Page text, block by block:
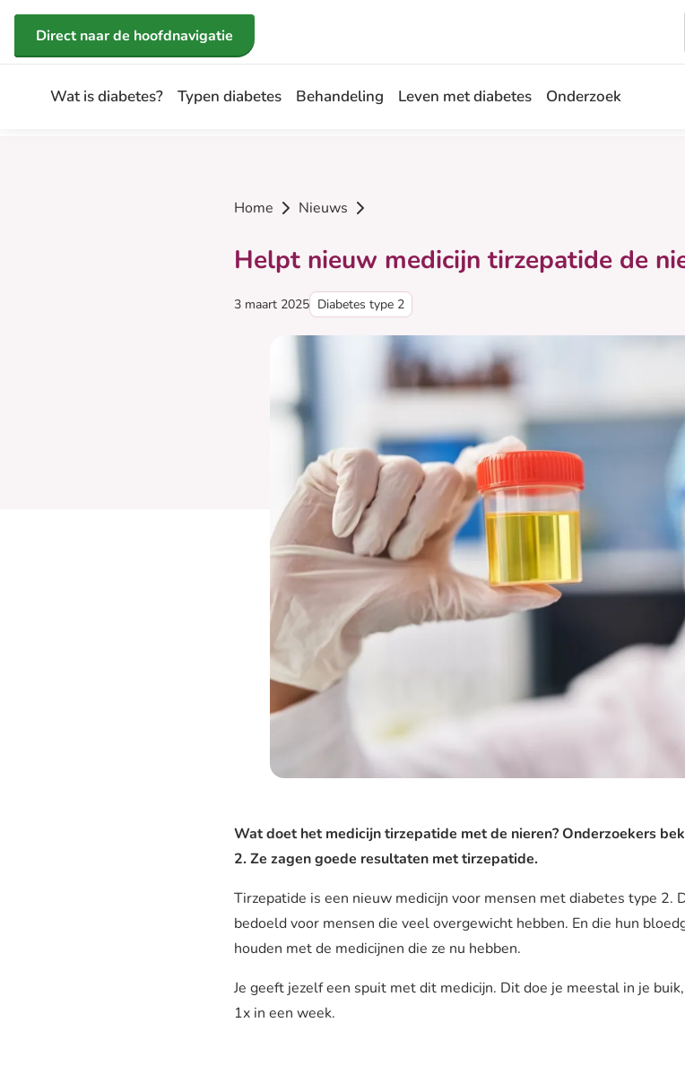
Direct naar de inhoud
Direct naar de hoofdnavigatie
Wat is diabetes? Typen diabetes Behandeling Leven met diabetes Onderzoek
Home Nieuws
Helpt nieuw medicijn tirzepatide de
Gepubliceerd op:
3 maart 2025 Categorie:
Diabetes type 2
Wat doet het medicijn tirzepatide met de nieren? Onderzoekers
2. Ze zagen goede resultaten met tirzepatide.
Tirzepatide is een nieuw medicijn voor mensen met diabetes type 2.
bedoeld voor mensen die veel overgewicht hebben. En die hun
houden met de medicijnen die ze nu hebben.
Je geeft jezelf een spuit met dit medicijn. Dit doe je meestal in je
1x in een week.